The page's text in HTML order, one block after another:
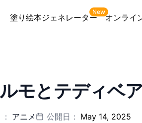
塗り絵本ジェネレーター
New
オンライ
モとテディベ
アニメ 公開日： May 14, 2025